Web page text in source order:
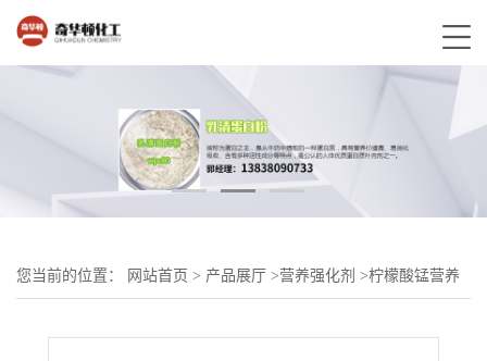
您当前的位置： 网站首页 > 产品展厅 >营养强化剂 >柠檬酸锰营养